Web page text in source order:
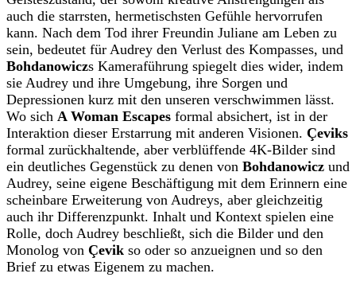
auch die starrsten, hermetischsten Gefühle hervorrufen
kann. Nach dem Tod ihrer Freundin Juliane am Leben zu
sein, bedeutet für Audrey den Verlust des Kompasses, und
Bohdanowiczs Kameraführung spiegelt dies wider, indem
sie Audrey und ihre Umgebung, ihre Sorgen und
Depressionen kurz mit den unseren verschwimmen lässt.
Wo sich A Woman Escapes formal absichert, ist in der
Interaktion dieser Erstarrung mit anderen Visionen. Çeviks
formal zurückhaltende, aber verblüffende 4K-Bilder sind
ein deutliches Gegenstück zu denen von Bohdanowicz und
Audrey, seine eigene Beschäftigung mit dem Erinnern eine
scheinbare Erweiterung von Audreys, aber gleichzeitig
auch ihr Differenzpunkt. Inhalt und Kontext spielen eine
Rolle, doch Audrey beschließt, sich die Bilder und den
Monolog von Çevik so oder so anzueignen und so den
Brief zu etwas Eigenem zu machen.